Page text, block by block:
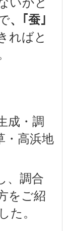
、｢蚕｣
ればと
成・調
高浜地
、調合
をご紹
。